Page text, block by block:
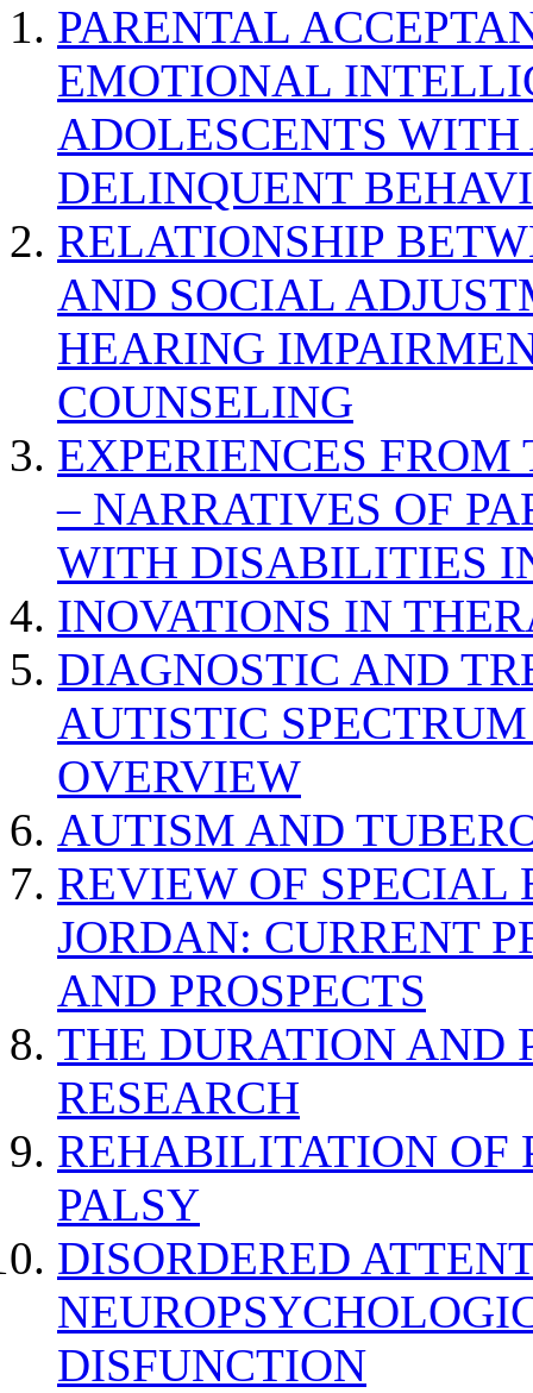
PARENTAL
EMOTIONAL
ADOLESCENTS
DELINQUENT
RELATIONSHIP
AND SOCIAL
HEARING
COUNSELING
EXPERIENCES
– NARRATIVES OF
WITH DISABILITIES
INOVATIONS IN
DIAGNOSTIC AND
AUTISTIC
OVERVIEW
AUTISM AND
REVIEW OF SPECIAL
JORDAN: CURRENT
AND PROSPECTS
THE DURATION AND
RESEARCH
REHABILITATION OF
PALSY
DISORDERED
DISFUNCTION